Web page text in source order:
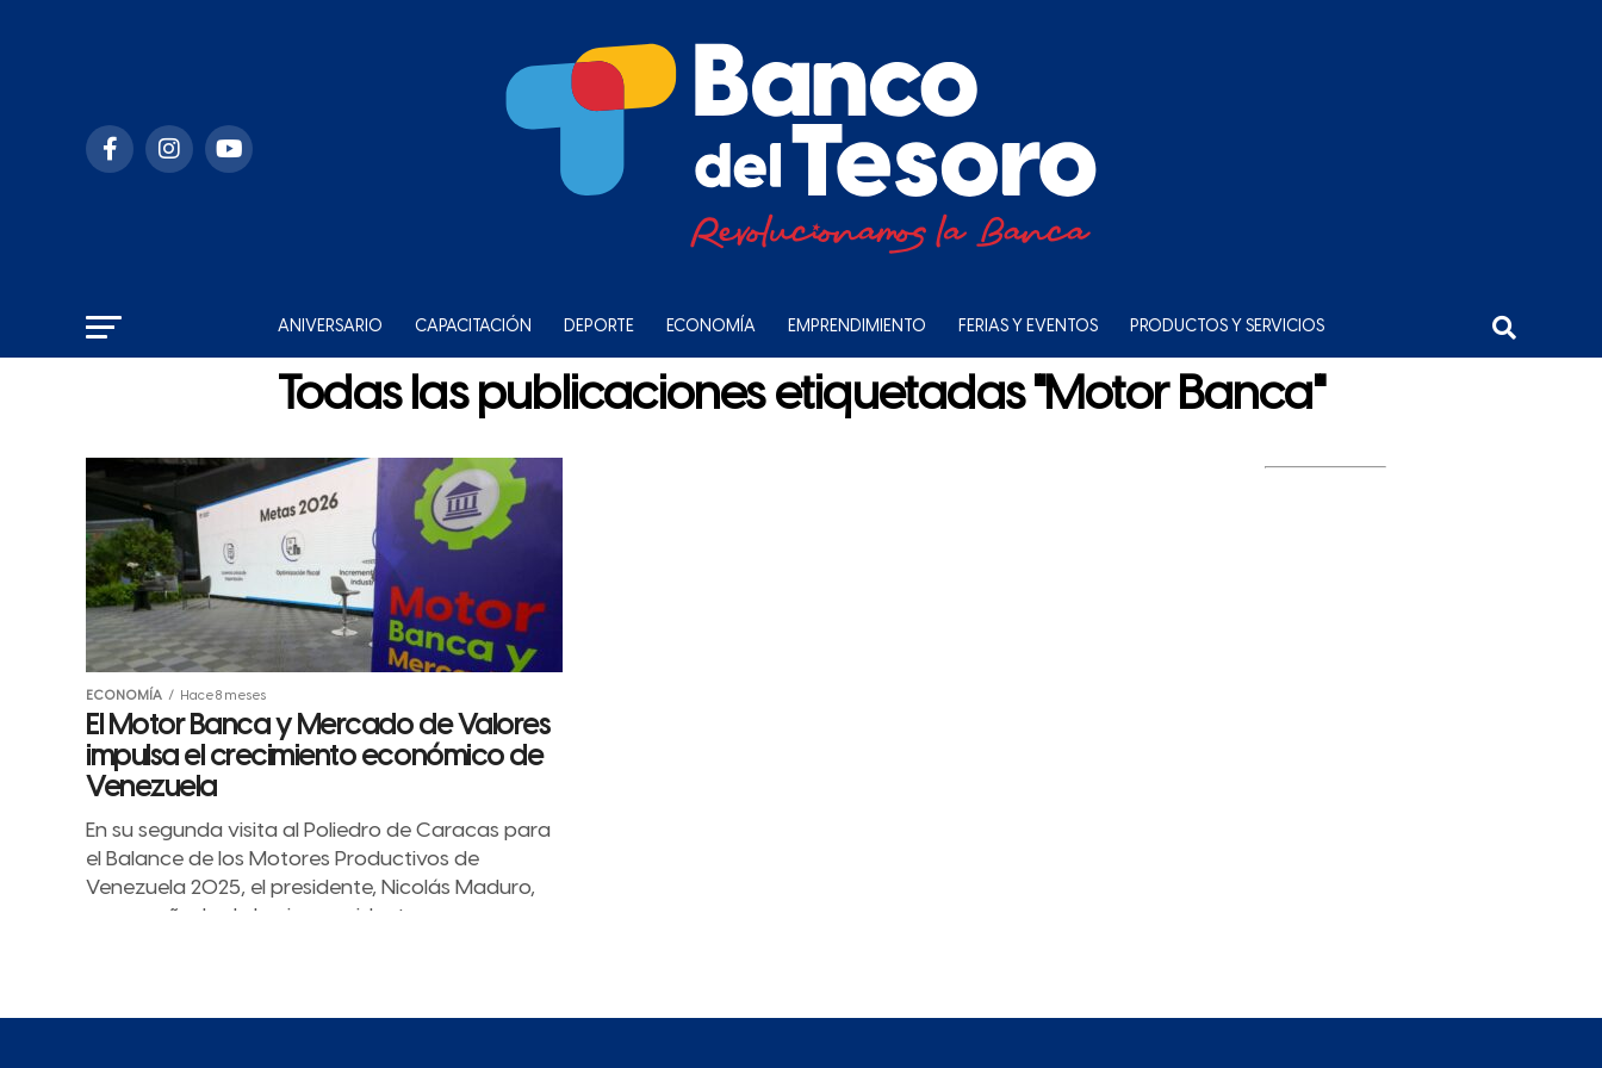
ANIVERSARIO CAPACITACIÓN DEPORTE ECONOMÍA EMPRENDIMIENTO FERIAS Y EVENTOS PRODUCTOS Y SERVICIOS
Todas las publicaciones etiquetadas "Motor Banca"
ECONOMÍA Hace 8 meses
El Motor Banca y Mercado de Valores
impulsa el crecimiento económico de
Venezuela
En su segunda visita al Poliedro de Caracas para
el Balance de los Motores Productivos de
Venezuela 2025, el presidente, Nicolás Maduro,
acompañado de la vicepresidenta...